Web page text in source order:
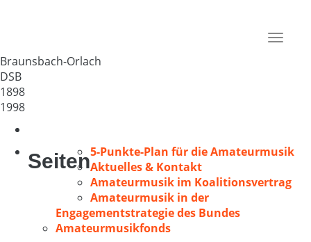
Toggle
Braunsbach-Orlach
DSB
1898
1998
Seiten5-Punkte-Plan für die Amateurmusik
Aktuelles & Kontakt
Amateurmusik im Koalitionsvertrag
Amateurmusik in der
Engagementstrategie des Bundes
Amateurmusikfonds